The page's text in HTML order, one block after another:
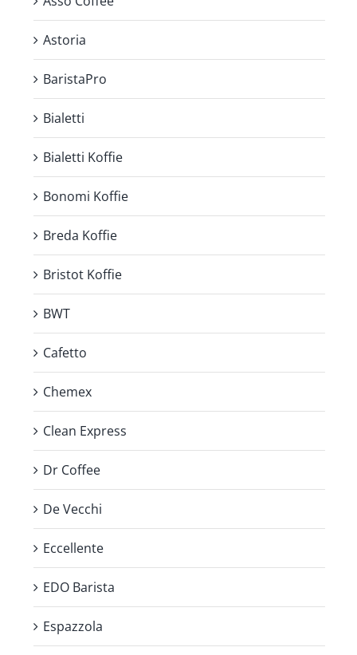
Astoria
BaristaPro
Bialetti
Bialetti Koffie
Bonomi Koffie
Breda Koffie
Bristot Koffie
BWT
Cafetto
Chemex
Clean Express
Dr Coffee
De Vecchi
Eccellente
EDO Barista
Espazzola